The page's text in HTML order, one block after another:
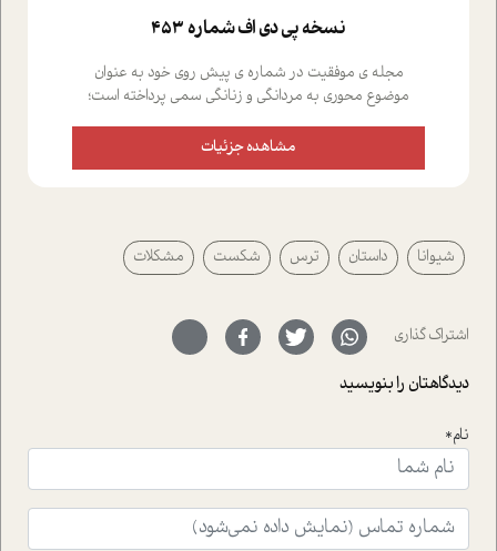
نسخه پي دي اف شماره 453
مجله ی موفقیت در شماره ی پیش روی خود به عنوان
موضوع محوری به مردانگی و زنانگی سمی پرداخته است؛
علیخواه، جامعه شناس در بخش های مختلف تلاش کرده ایم
از دریچه های گوناگون به این موضوع مهم بپردازیم.فصل
پیرامون آن آشنا می کند.در بخش دو فنجان داغ به سراغ افرادی
رفته ایم که موفقیت را در عمل به اثبات رسانده اند؛ سید
حمیدرضا محتشمی که بیست و پنجمین سال فعالیت حرفه
سر نهاده است و نیز کرامت عزیز زاده؛ سفیر صلح و دوستی که
با رکاب زدن در بیش از هفتاد کشور و کاشتن درخت، به نماد
حمایت از محیط زیست و منابع طبیعی تبدیل گشته
است.فصل روایت اجنبی ها در این شماره به دو موضوع
ای که به زندگی شگفت انگیز جین گودال و تاثیرات کاوش های
ایشان در حوزه ی شامپانزه ها بر زندگی امروزی ما نگاهی
افکنده است.فصل اتاق 333 شما را پای صحبت یک تجربه ی
واقعی در ارتباط با اختلال شخصیت اسکزوئید و مشکلات و نیز
راهکارهای حل آن قرار می دهد که در اتاق درمان اتفاق افتاده
مشاهده جزئیات
شیوانا داستان ترس شکست مشکلات
اشتراک گذاری
دیدگاهتان را بنویسید
نام*